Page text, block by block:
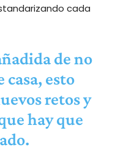
cada
de no
esto
retos y
hay que